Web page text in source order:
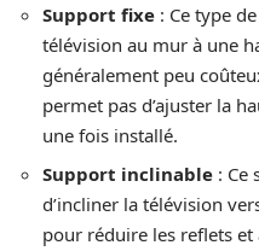
Support fixe : Ce type
télévision au mur à une
généralement peu
permet pas d’ajuster la
une fois installé.
Support inclinable : Ce
d’incliner la télévision
pour réduire les reflets